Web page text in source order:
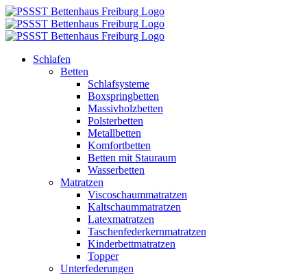
Zum
Inhalt
springen
Schlafen
Betten
Schlafsysteme
Boxspringbetten
Massivholzbetten
Polsterbetten
Metallbetten
Komfortbetten
Betten mit Stauraum
Wasserbetten
Matratzen
Viscoschaummatratzen
Kaltschaummatratzen
Latexmatratzen
Taschenfederkernmatratzen
Kinderbettmatratzen
Topper
Unterfederungen